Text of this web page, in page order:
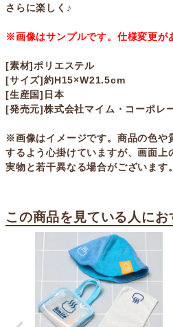
さらに楽しく♪
※画像はサンプルです。仕様変更が
[素材]ポリエステル
[サイズ]約H15×W21.5cm
[生産国]日本
[発売元]株式会社マイム・コーポレ
※画像はイメージです。商品の色や
するよう心掛けていますが、画面上
実物と若干異なる場合がございます。
この商品を見ている人にお